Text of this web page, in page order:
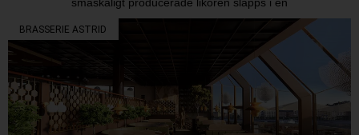
småskaligt producerade likören släpps i en
BRASSERIE ASTRID